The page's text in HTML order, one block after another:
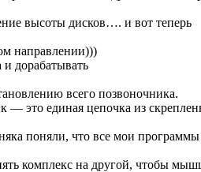
высоты дисков…. и вот теперь
направлении)))
и дорабатывать
всего позвоночника.
это единая цепочка из
поняли, что все мои
комплекс на другой, чтобы